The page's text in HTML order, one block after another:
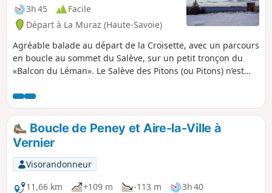
3h 45
Facile
Départ à La Muraz (Haute-Savoie)
Agréable balade au départ de la Croisette, avec un parcours
en boucle au sommet du Salève, sur un petit tronçon du
«Balcon du Léman». Le Salève des Pitons (ou Pitons) n’est
offre néanmoins des points de vue exceptionnels (le bassin
franco-genevois, la chaîne du Jura, la rade de Genève/Petit-
lac, les Alpes vaudoises et valaisannes, la vallée de l’Arve, le
Chablais, la chaîne du Mont-Blanc, les Bornes, les Aravis…).
Boucle de Peney et Aire-la-Ville à
Vernier
Visorandonneur
11,66 km
+109 m -113 m
3h 40